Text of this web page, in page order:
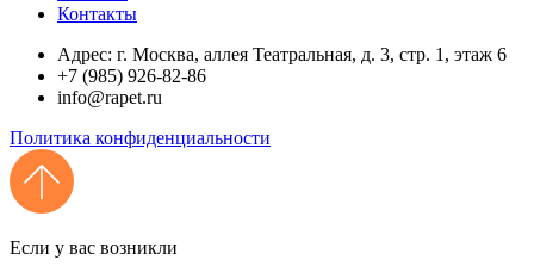
Контакты
Адрес: г. Москва, аллея Театральная, д. 3, стр. 1, этаж 6
+7 (985) 926-82-86
info@rapet.ru
Политика конфиденциальности
Если у вас возникли